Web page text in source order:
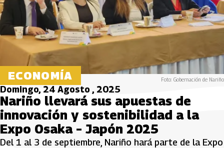
ECONOMÍA Foto: Gobernación de Nariño
Domingo, 24 Agosto , 2025
Nariño llevará sus apuestas de
innovación y sostenibilidad a la
Expo Osaka – Japón 2025
Del 1 al 3 de septiembre, Nariño hará parte de la Expo